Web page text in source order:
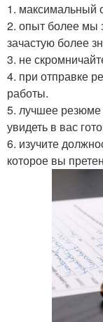
1. максимальный
2. опыт более мы
зачастую более
3. не
4. при отправке
работы.
5. лучшее резюме
увидеть в вас
6. изучите
которое вы